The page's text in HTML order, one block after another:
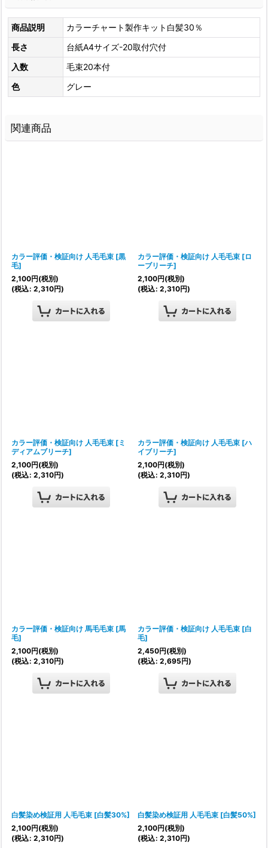
商品説明
カラーチャート製作キット白髪30％
長さ
台紙A4サイズ-20取付穴付
入数
毛束20本付
色
グレー
関連商品
カラー評価・検証向け 人毛毛束 [黒
毛]
2,100円(税別)
(税込: 2,310円)
カラー評価・検証向け 人毛毛束 [ロ
ーブリーチ]
2,100円(税別)
(税込: 2,310円)
カラー評価・検証向け 人毛毛束 [ ミ
ディアムブリーチ]
2,100円(税別)
(税込: 2,310円)
カラー評価・検証向け 人毛毛束 [ハ
イブリーチ]
2,100円(税別)
(税込: 2,310円)
カラー評価・検証向け 馬毛毛束 [馬
毛]
2,100円(税別)
(税込: 2,310円)
カラー評価・検証向け 人毛毛束 [白
毛]
2,450円(税別)
(税込: 2,695円)
白髪染め検証用 人毛毛束 [白髪30%]
2,100円(税別)
(税込: 2,310円)
白髪染め検証用 人毛毛束 [白髪50%]
2,100円(税別)
(税込: 2,310円)